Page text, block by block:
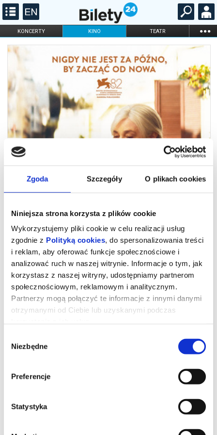
Zgoda Szczegóły O plikach cookies
Niniejsza strona korzysta z plików cookie
Wykorzystujemy pliki cookie w celu realizacji usług
zgodnie z Polityką cookies, do spersonalizowania treści
i reklam, aby oferować funkcje społecznościowe i
analizować ruch w naszej witrynie. Informacje o tym, jak
korzystasz z naszej witryny, udostępniamy partnerom
społecznościowym, reklamowym i analitycznym.
Partnerzy mogą połączyć te informacje z innymi danymi
otrzymanymi od Ciebie lub uzyskanymi podczas
zgody
Niezbędne
Preferencje
Statystyka
KONCERTY KINO TEATR ...
FILHARMONIA OPERA I BALET
ONLINE KARNETY
Drugie życie
Maria Angeles, 79-letnia Hiszpanka, mieszka samotnie w
Madrytu, aby sprzedać mieszkanie, w którym zawsze mieszkała.
Zdeterminowana, by zostać, robi wszystko, co w jej mocy, by
odzyskać dom i dobytek, i niespodziewanie na nowo odkrywa
*******
potwierdzony komunikatem wysyłanym na adres e-mail, podany